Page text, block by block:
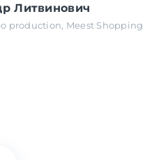
Литвинович
production, Meest Shopping